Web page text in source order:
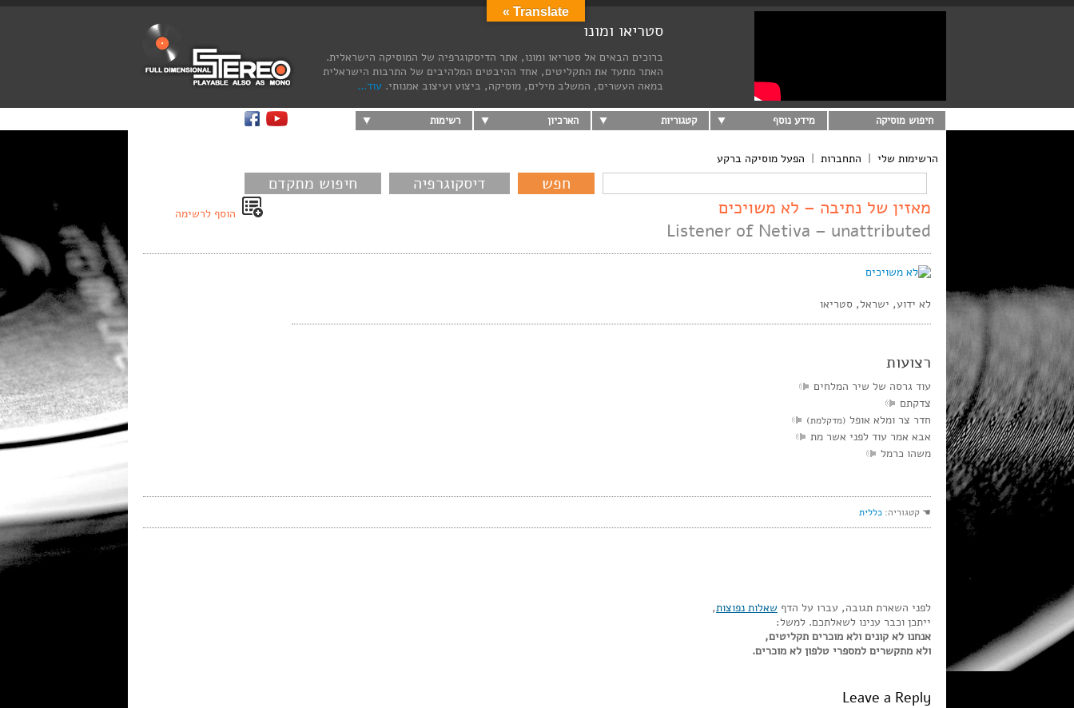
סטריאו ומונו
ברוכים הבאים אל סטריאו ומונו, אתר הדיסקוגרפיה של המוסיקה הישראלית.
האתר מתעד את התקליטים, אחד ההיבטים המלהיבים של התרבות הישראלית
במאה העשרים, המשלב מילים, מוסיקה, ביצוע ועיצוב אמנותי. עוד...
חיפוש מוסיקה מידע נוסף קטגוריות הארכיון רשימות
הרשימות שלי | התחברות | הפעל מוסיקה ברקע
דיסקוגרפיה חיפוש מתקדם
הוסף לרשימה
מאזין של נתיבה – לא משויכים
Listener of Netiva – unattributed
לא ידוע, ישראל, סטריאו
רצועות
עוד גרסה של שיר המלחים
צדקתם
חדר צר ומלא אופל (מדקלמת)
אבא אמר עוד לפני אשר מת
משהו כרמל
☚ קטגוריה: כללית
לפני השארת תגובה, עברו על הדף שאלות נפוצות,
ייתכן וכבר ענינו לשאלתכם. למשל:
אנחנו לא קונים ולא מוכרים תקליטים,
ולא מתקשרים למספרי טלפון לא מוכרים.
Leave a Reply
Translate »